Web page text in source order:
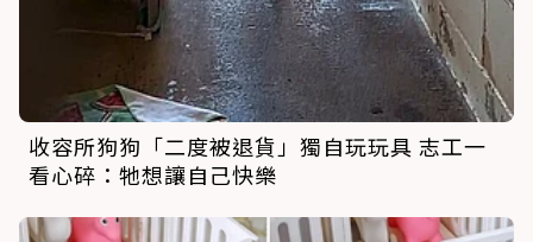
收容所狗狗「二度被退貨」獨自玩玩具 志工一
看心碎：牠想讓自己快樂